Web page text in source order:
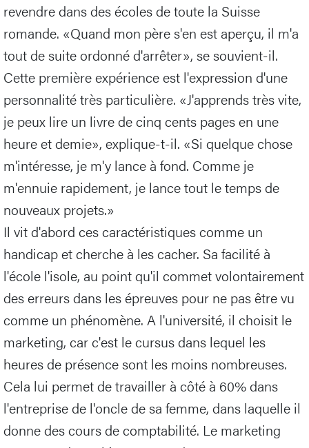
revendre dans des écoles de toute la Suisse
romande. «Quand mon père s'en est aperçu, il m'a
tout de suite ordonné d'arrêter», se souvient-il.
Cette première expérience est l'expression d'une
personnalité très particulière. «J'apprends très vite,
je peux lire un livre de cinq cents pages en une
heure et demie», explique-t-il. «Si quelque chose
m'intéresse, je m'y lance à fond. Comme je
m'ennuie rapidement, je lance tout le temps de
nouveaux projets.»
Il vit d'abord ces caractéristiques comme un
handicap et cherche à les cacher. Sa facilité à
l'école l'isole, au point qu'il commet volontairement
des erreurs dans les épreuves pour ne pas être vu
comme un phénomène. A l'université, il choisit le
marketing, car c'est le cursus dans lequel les
heures de présence sont les moins nombreuses.
Cela lui permet de travailler à côté à 60% dans
l'entreprise de l'oncle de sa femme, dans laquelle il
donne des cours de comptabilité. Le marketing